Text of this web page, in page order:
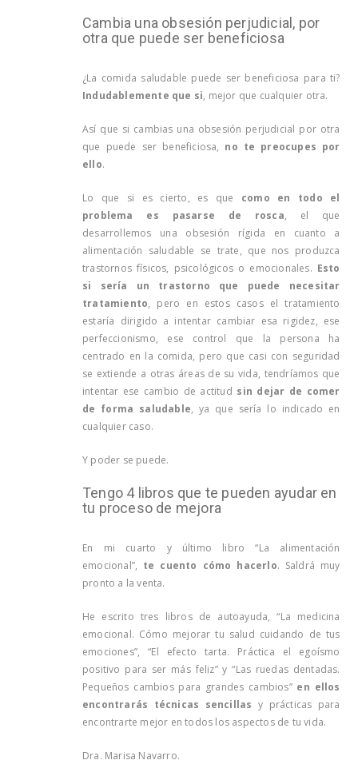
Cambia una obsesión perjudicial, por
otra que puede ser beneficiosa
¿La comida saludable puede ser beneficiosa para ti?
Indudablemente que si, mejor que cualquier otra.
Así que si cambias una obsesión perjudicial por otra
que puede ser beneficiosa, no te preocupes por
ello.
Lo que si es cierto, es que como en todo el
problema es pasarse de rosca, el que
desarrollemos una obsesión rígida en cuanto a
alimentación saludable se trate, que nos produzca
trastornos físicos, psicológicos o emocionales. Esto
si sería un trastorno que puede necesitar
tratamiento, pero en estos casos el tratamiento
estaría dirigido a intentar cambiar esa rigidez, ese
perfeccionismo, ese control que la persona ha
centrado en la comida, pero que casi con seguridad
se extiende a otras áreas de su vida, tendríamos que
intentar ese cambio de actitud sin dejar de comer
de forma saludable, ya que sería lo indicado en
cualquier caso.
Y poder se puede.
Tengo 4 libros que te pueden ayudar en
tu proceso de mejora
En mi cuarto y último libro “La alimentación
emocional”, te cuento cómo hacerlo. Saldrá muy
pronto a la venta.
He escrito tres libros de autoayuda, “La medicina
emocional. Cómo mejorar tu salud cuidando de tus
emociones”, “El efecto tarta. Práctica el egoísmo
positivo para ser más feliz” y “Las ruedas dentadas.
Pequeños cambios para grandes cambios” en ellos
encontrarás técnicas sencillas y prácticas para
encontrarte mejor en todos los aspectos de tu vida.
Dra. Marisa Navarro.